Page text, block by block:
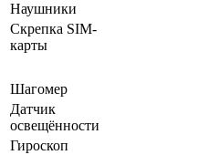
Наушники
Скрепка SIM-
карты
Шагомер
Датчик
освещённости
Гироскоп